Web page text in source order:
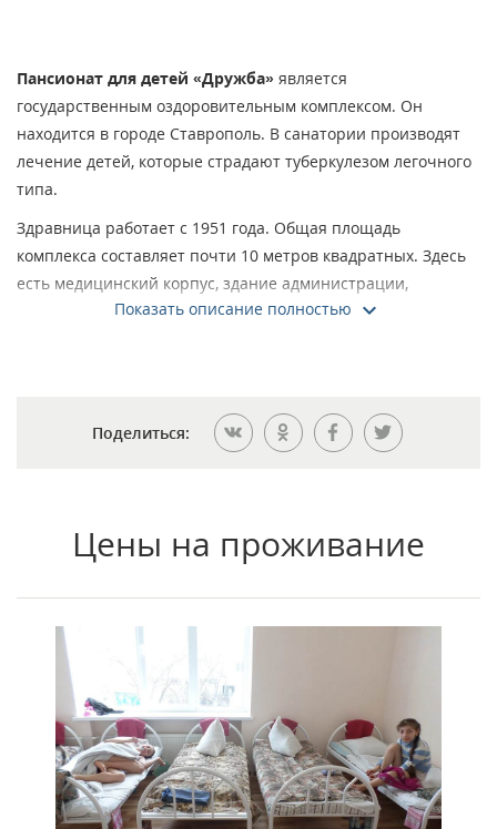
Пансионат для детей «Дружба» является
государственным оздоровительным комплексом. Он
находится в городе Ставрополь. В санатории производят
лечение детей, которые страдают туберкулезом легочного
типа.
Здравница работает с 1951 года. Общая площадь
комплекса составляет почти 10 метров квадратных. Здесь
есть медицинский корпус, здание администрации,
столовая, склады, прачечная и автостоянка. На
для диагностики и лечения. Опытные специалисты
Показать описание полностью
Поделиться:
Цены на проживание